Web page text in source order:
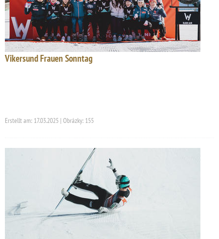
Vikersund Frauen Sonntag
Erstellt am: 17.03.2025 | Obrázky: 155